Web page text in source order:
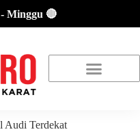
🔴
Audi Terdekat